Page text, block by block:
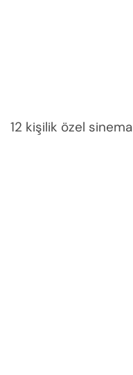
12 kişilik özel sinema